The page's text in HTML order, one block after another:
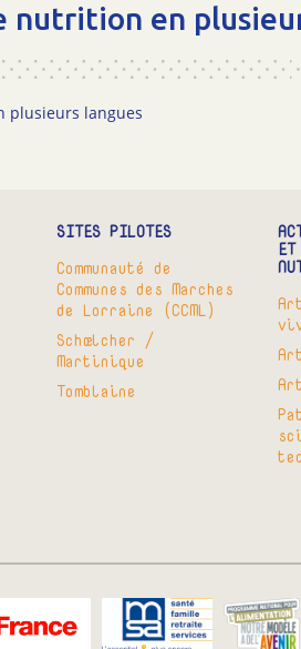
nutrition en
plusieurs langues
SITES PILOTES
Communauté de
Communes des Marches
de Lorraine (CCML)
Schœlcher /
Martinique
Tomblaine
ET